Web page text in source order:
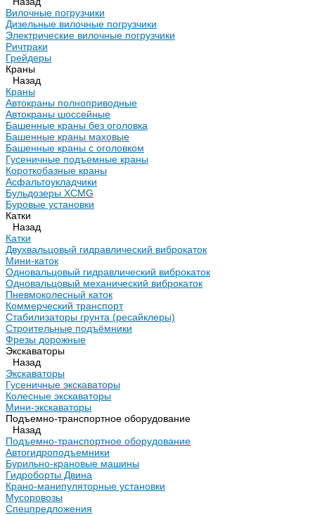
Вилочные погрузчики
Дизельные вилочные погрузчики
Электрические вилочные погрузчики
Ричтраки
Грейдеры
Краны
Назад
Краны
Автокраны полноприводные
Автокраны шоссейные
Башенные краны без оголовка
Башенные краны маховые
Башенные краны с оголовком
Гусеничные подъемные краны
Короткобазные краны
Асфальтоукладчики
Бульдозеры XCMG
Буровые установки
Катки
Назад
Катки
Двухвальцовый гидравлический виброкаток
Мини-каток
Одновальцовый гидравлический виброкаток
Одновальцовый механический виброкаток
Пневмоколесный каток
Коммерческий транспорт
Стабилизаторы грунта (ресайклеры)
Строительные подъёмники
Фрезы дорожные
Экскаваторы
Назад
Экскаваторы
Гусеничные экскаваторы
Колесные экскаваторы
Мини-экскаваторы
Подъемно-транспортное оборудование
Назад
Подъемно-транспортное оборудование
Автогидроподъемники
Бурильно-крановые машины
Гидроборты Двина
Крано-манипуляторные установки
Мусоровозы
Спецпредложения